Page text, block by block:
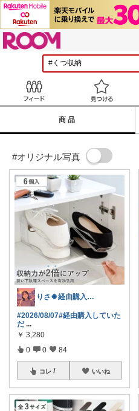
商品
#オリジナル写真
りさ🍀経由購入ありがとうございます😊
#2026/08/07#経由購入していた
だ ...
￥ 3,280
0 0 84
コレ いいね